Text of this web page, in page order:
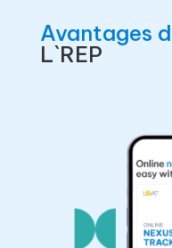
Avantages
L`REP